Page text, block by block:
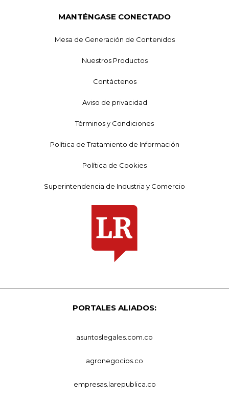
MANTÉNGASE CONECTADO
Mesa de Generación de Contenidos
Nuestros Productos
Contáctenos
Aviso de privacidad
Términos y Condiciones
Política de Tratamiento de Información
Política de Cookies
Superintendencia de Industria y Comercio
PORTALES ALIADOS:
asuntoslegales.com.co
agronegocios.co
empresas.larepublica.co